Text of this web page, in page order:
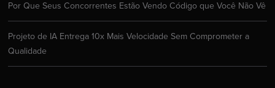
Por Que Seus Concorrentes Estão Vendo Código que Você Não Vê
Projeto de IA Entrega 10x Mais Velocidade Sem Comprometer a
Qualidade